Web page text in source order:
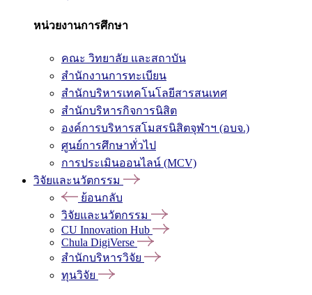
หน่วยงานการศึกษา
คณะ วิทยาลัย และสถาบัน
สำนักงานการทะเบียน
สำนักบริหารเทคโนโลยีสารสนเทศ
สำนักบริหารกิจการนิสิต
องค์การบริหารสโมสรนิสิตจุฬาฯ (อบจ.)
ศูนย์การศึกษาทั่วไป
การประเมินออนไลน์ (MCV)
วิจัยและนวัตกรรม
ย้อนกลับ
วิจัยและนวัตกรรม
CU Innovation Hub
Chula DigiVerse
สำนักบริหารวิจัย
ทุนวิจัย